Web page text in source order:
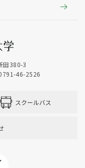
田380-3
46-2526
スクールバス